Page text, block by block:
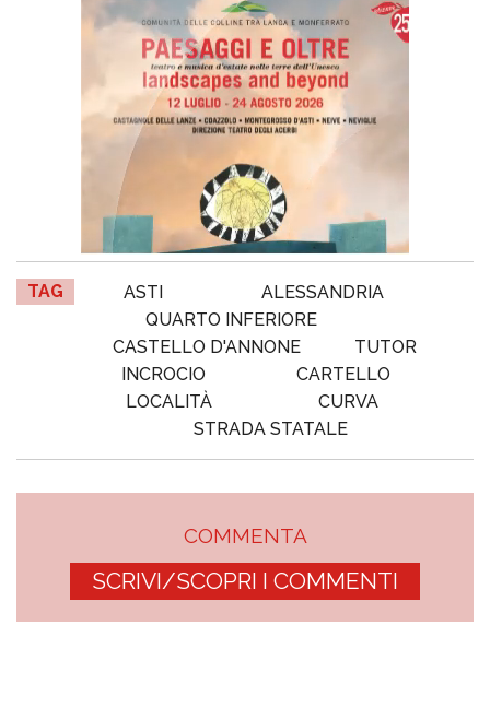
TAG ASTI
ALESSANDRIA
QUARTO INFERIORE
CASTELLO D'ANNONE
TUTOR
INCROCIO
CARTELLO
LOCALITÀ
CURVA
STRADA STATALE
COMMENTA
SCRIVI/SCOPRI I COMMENTI